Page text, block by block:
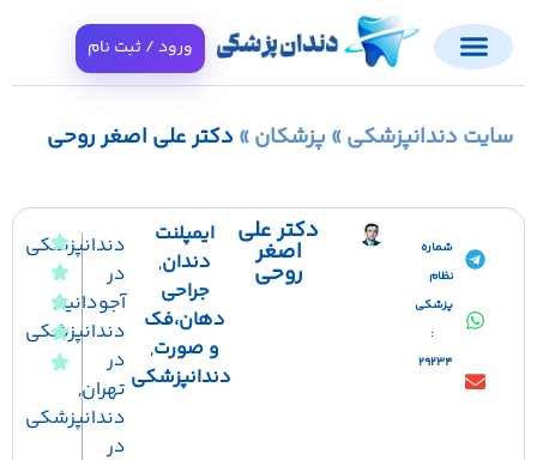
ورود / ثبت نام
دندانپزشکی»پزشکان»دکتر علی اصغر روحی
شماره
پزشکی
29234
دکتر علی
اصغر
روحی
ایمپلنت
دندان,
جراحی
دهان،فک
و صورت,
دندانپزشکی
دندانپزشکی
آجودانیه,
دندانپزشکی
در
تهران,
دندانپزشکی